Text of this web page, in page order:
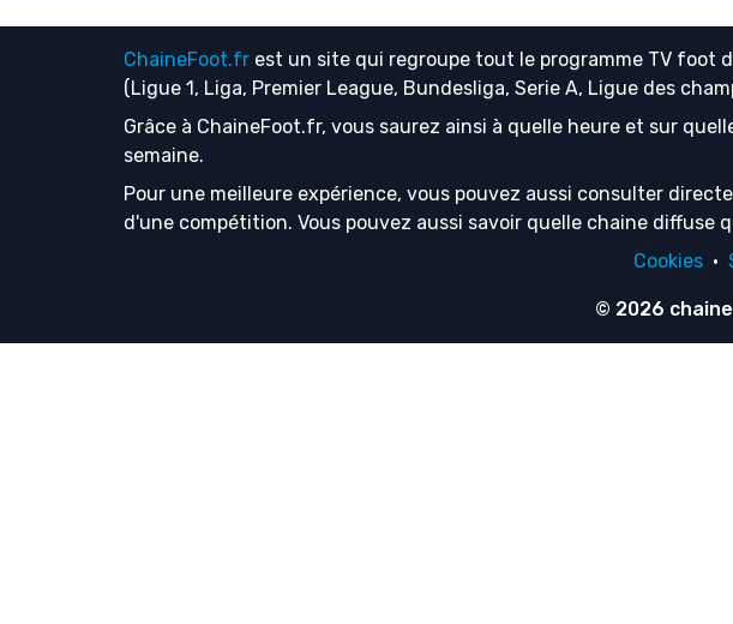
ChaineFoot.fr est un site qui regroupe tout le programme TV foot
(Ligue 1, Liga, Premier League, Bundesliga, Serie A, Ligue des
Grâce à ChaineFoot.fr, vous saurez ainsi à quelle heure et sur
semaine.
Pour une meilleure expérience, vous pouvez aussi consulter
d'une compétition. Vous pouvez aussi savoir quelle chaine diffuse
Cookies ·
© 2026